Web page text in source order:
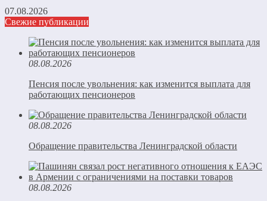
07.08.2026
Свежие публикации
08.08.2026
Пенсия после увольнения: как изменится выплата для
работающих пенсионеров
08.08.2026
Обращение правительства Ленинградской области
08.08.2026